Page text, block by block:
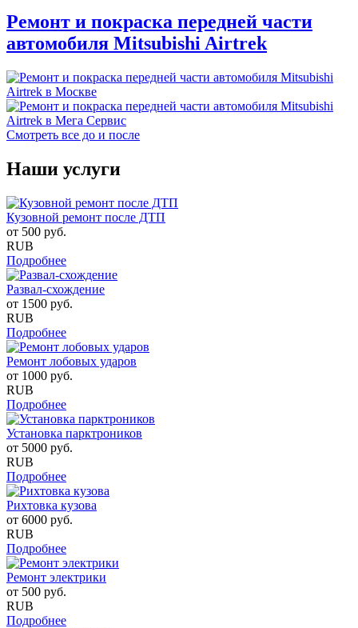
Ремонт и покраска передней части
автомобиля Mitsubishi Airtrek
Смотреть все до и после
Наши услуги
Кузовной ремонт после ДТП
от 500 руб.
RUB
Подробнее
Развал-схождение
от 1500 руб.
RUB
Подробнее
Ремонт лобовых ударов
от 1000 руб.
RUB
Подробнее
Установка парктроников
от 5000 руб.
RUB
Подробнее
Рихтовка кузова
от 6000 руб.
RUB
Подробнее
Ремонт электрики
от 500 руб.
RUB
Подробнее